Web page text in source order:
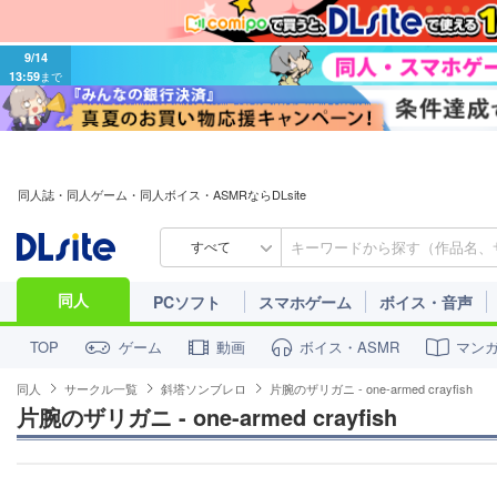
9/14
13:59まで
同人誌・同人ゲーム・同人ボイス・ASMRならDLsite
すべて
同人 PCソフト スマホゲーム ボイス・音声
TOP ゲーム 動画 ボイス・ASMR マン
同人 サークル一覧 斜塔ソンブレロ 片腕のザリガニ - one-armed crayfish
片腕のザリガニ - one-armed crayfish